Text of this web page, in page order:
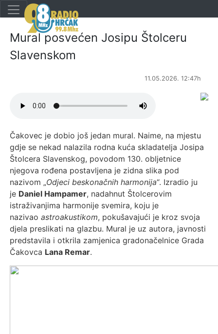
Mural posvećen Josipu Štolceru
Slavenskom
11.05.2026. 12:47h
Čakovec je dobio još jedan mural. Naime, na mjestu
gdje se nekad nalazila rodna kuća skladatelja Josipa
Štolcera Slavenskog, povodom 130. obljetnice
njegova rođena postavljena je zidna slika pod
nazivom „Odjeci beskonačnih harmonija“. Izradio ju
je Daniel Hampamer, nadahnut Štolcerovim
istraživanjima harmonije svemira, koju je
nazivao astroakustikom, pokušavajući je kroz svoja
djela preslikati na glazbu. Mural je uz autora, javnosti
predstavila i otkrila zamjenica gradonačelnice Grada
Čakovca Lana Remar.